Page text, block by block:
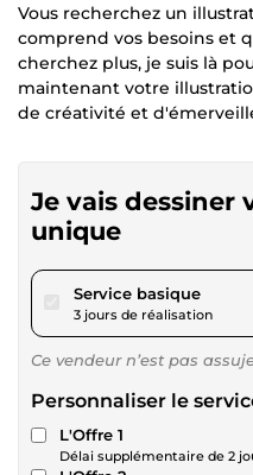
Vous recherchez un
comprend vos besoins et
cherchez plus, je suis là
maintenant votre
de créativité et
Je vais dessiner
unique
Service basiquepour
3 jours de réalisation
Ce vendeur n’est pas
Personnaliser le
L'Offre 1
Délai supplémentaire de 2